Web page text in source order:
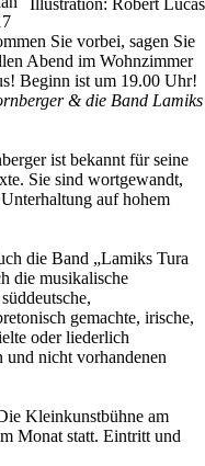
Sie vorbei, sagen Sie
Abend im Wohnzimmer
Beginn ist um 19.00 Uhr!
& die Band Lamiks
ist bekannt für seine
Sie sind wortgewandt,
auf hohem
die Band „Lamiks Tura
die musikalische
gemachte, irische,
oder liederlich
nicht vorhandenen
Kleinkunstbühne am
Monat statt. Eintritt und